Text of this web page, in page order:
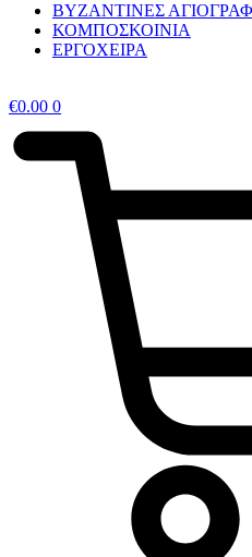
ΒΥΖΑΝΤΙΝΕΣ
ΚΟΜΠΟΣΚΟΙΝΙΑ
ΕΡΓΟΧΕΙΡΑ
€0.00 0